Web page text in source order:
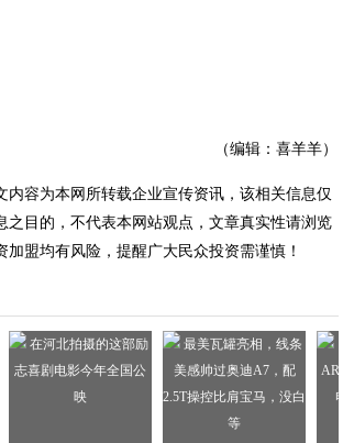
（编辑：喜羊羊）
内容为本网所转载企业宣传资讯，该相关信息仅
之目的，不代表本网站观点，文章真实性请浏览
加盟均有风险，提醒广大民众投资需谨慎！